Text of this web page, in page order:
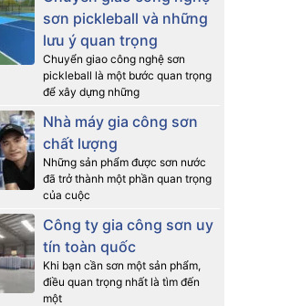
sơn pickleball và những
lưu ý quan trọng
Chuyển giao công nghệ sơn
pickleball là một bước quan trọng
để xây dựng những
Nhà máy gia công sơn
chất lượng
Những sản phẩm được sơn nước
đã trở thành một phần quan trọng
của cuộc
Công ty gia công sơn uy
tín toàn quốc
Khi bạn cần sơn một sản phẩm,
điều quan trọng nhất là tìm đến
một